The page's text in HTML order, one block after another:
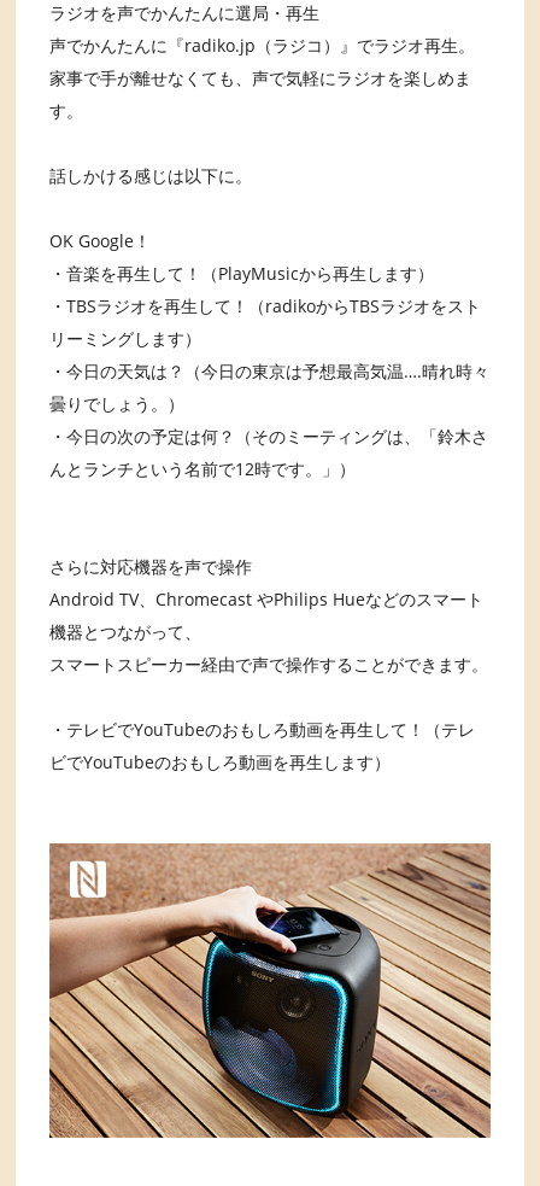
ラジオを声でかんたんに選局・再生
声でかんたんに『radiko.jp（ラジコ）』でラジオ再生。
家事で手が離せなくても、声で気軽にラジオを楽しめま
す。
話しかける感じは以下に。
OK Google！
・音楽を再生して！（PlayMusicから再生します）
・TBSラジオを再生して！（radikoからTBSラジオをスト
リーミングします）
・今日の天気は？（今日の東京は予想最高気温….晴れ時々
曇りでしょう。）
・今日の次の予定は何？（そのミーティングは、「鈴木さ
んとランチという名前で12時です。」）
さらに対応機器を声で操作
Android TV、Chromecast やPhilips Hueなどのスマート
機器とつながって、
スマートスピーカー経由で声で操作することができます。
・テレビでYouTubeのおもしろ動画を再生して！（テレ
ビでYouTubeのおもしろ動画を再生します）